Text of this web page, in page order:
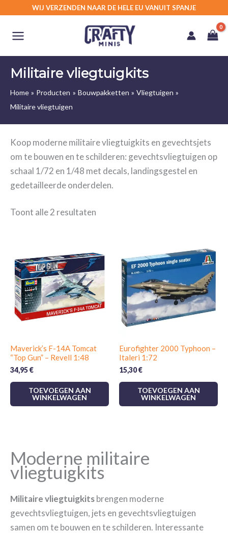
WIJ VERZENDEN NAAR DE HELE EU VANUIT SPANJE
Militaire vliegtuigkits
Home Producten Bouwpakketten
Vliegtuigen
Militaire vliegtuigen
Koop moderne militaire vliegtuigkits en gevechtsjets
om te bouwen en te schilderen: gevechtsvliegtuigen op
schaal 1/72 en 1/48 met decals, landingsgestel en
gedetailleerde onderdelen.
Toont alle 2 resultaten
Maverick’s F-14A Tomcat
“Top Gun” – Revell 1:48
34,95€
TOEVOEGEN AAN
WINKELWAGEN
Eurofighter 2000 Typhoon –
Italeri 1:72
15,30€
TOEVOEGEN AAN
WINKELWAGEN
Moderne militaire
vliegtuigkits
Militaire vliegtuigkitsbrengen moderne
gevechtsvliegtuigen, jets en gevechtsvliegtuigen
samen om te bouwen en te schilderen. Interessante